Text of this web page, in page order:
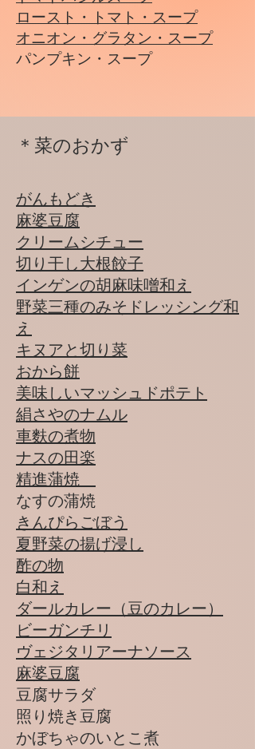
​​ロースト・トマト・スープ
オニオン・グラタン・スープ
パンプキン・スープ
＊菜のおかず
がんもどき
麻婆豆腐
クリームシチュー
​​切り干し大根餃子
​インゲンの胡麻味噌和え
野菜三種のみそドレッシング和
え
キヌアと切り菜
​おから餅
​美味しいマッシュドポテト
​​絹さやのナムル
​車麩の煮物
​ナスの田楽
精進蒲焼
​なすの蒲焼
きんぴらごぼう
夏野菜の揚げ浸し
​酢の物
​白和え
ダールカレー（豆のカレー）
​ビーガンチリ
​ヴェジタリアーナソース
​麻婆豆腐
豆腐サラダ
​照り焼き豆腐
かぼちゃのいとこ煮